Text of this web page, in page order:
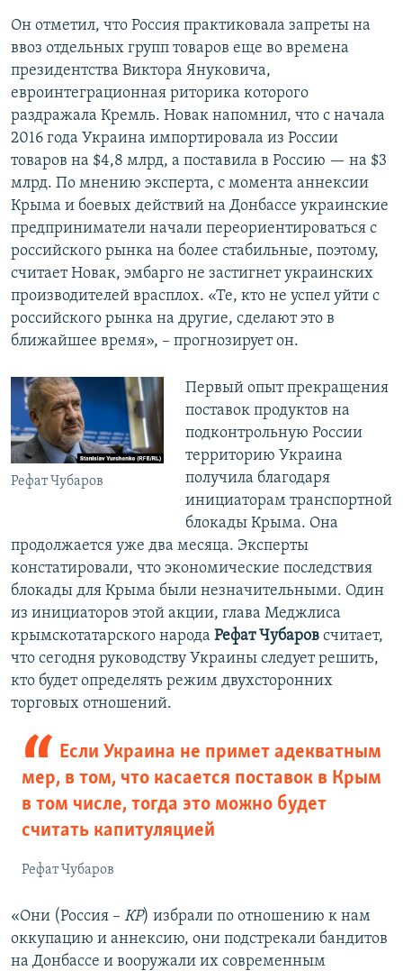
Он отметил, что Россия практиковала запреты на
ввоз отдельных групп товаров еще во времена
президентства Виктора Януковича,
евроинтеграционная риторика которого
раздражала Кремль. Новак напомнил, что с начала
2016 года Украина импортировала из России
товаров на $4,8 млрд, а поставила в Россию — на $3
млрд. По мнению эксперта, с момента аннексии
Крыма и боевых действий на Донбассе украинские
предприниматели начали переориентироваться с
российского рынка на более стабильные, поэтому,
считает Новак, эмбарго не застигнет украинских
производителей врасплох. «Те, кто не успел уйти с
российского рынка на другие, сделают это в
ближайшее время», – прогнозирует он.
Рефат Чубаров
​Первый опыт прекращения
поставок продуктов на
подконтрольную России
территорию Украина
получила благодаря
инициаторам транспортной
блокады Крыма. Она
продолжается уже два месяца. Эксперты
констатировали, что экономические последствия
блокады для Крыма были незначительными. Один
из инициаторов этой акции, глава Меджлиса
крымскотатарского народа Рефат Чубаров считает,
что сегодня руководству Украины следует решить,
кто будет определять режим двухсторонних
торговых отношений.
Если Украина не примет адекватным
мер, в том, что касается поставок в Крым
в том числе, тогда это можно будет
считать капитуляцией
Рефат Чубаров
«Они (Россия – КР) избрали по отношению к нам
оккупацию и аннексию, они подстрекали бандитов
на Донбассе и вооружали их современным